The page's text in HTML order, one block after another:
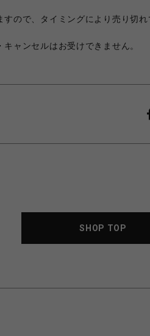
ので、タイミングにより売り切
ャンセルはお受けできません。
SHOP TOP